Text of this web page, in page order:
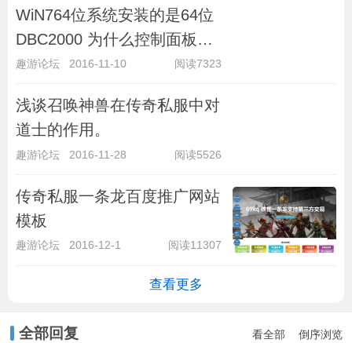
WiN764位系统安装的是64位
DBC2000 为什么控制面板显
示的是32位?
趣游论坛 2016-11-10 阅读7323
浅谈召唤神兽在传奇私服中对
道士的作用。
趣游论坛 2016-11-28 阅读5526
传奇私服一条龙百度推广网站
模板
趣游论坛 2016-12-1 阅读11307
查看更多
全部回复 看全部 倒序浏览